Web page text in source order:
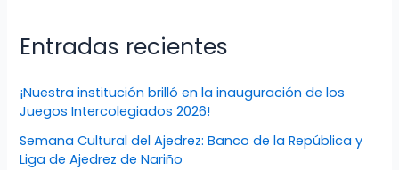
Entradas recientes
¡Nuestra institución brilló en la inauguración de los
Juegos Intercolegiados 2026!
Semana Cultural del Ajedrez: Banco de la República y
Liga de Ajedrez de Nariño